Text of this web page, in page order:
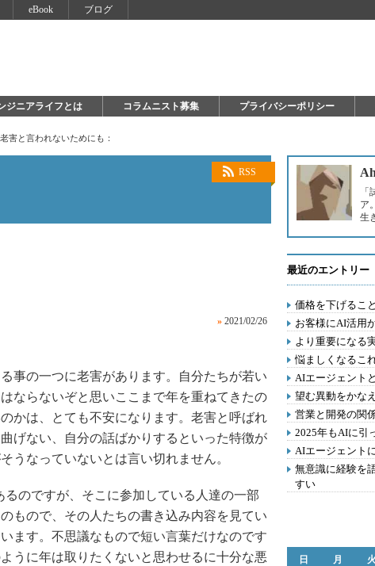
eBook ブログ
ジニアライフとは コラムニスト募集 プライバシーポリシー
老害と言われないためにも：
RSS
» 2021/02/26
事の一つに老害があります。自分たちが若い
ならないぞと思いここまで年を重ねてきたの
かは、とても不安になります。老害と呼ばれ
げない、自分の話ばかりするといった特徴が
うなっていないとは言い切れません。
のですが、そこに参加している人達の一部
もので、その人たちの書き込み内容を見てい
ます。不思議なもので短い言葉だけなのです
うに年は取りたくないと思わせるに十分な悪
ア
生
最近のエントリー
価格を下げるこ
お客様にAI活用
より重要になる
悩ましくなるこ
AIエージェント
望む異動をかな
営業と開発の関
2025年もAIに引
AIエージェント
無意識に経験を
すい
日 月 火